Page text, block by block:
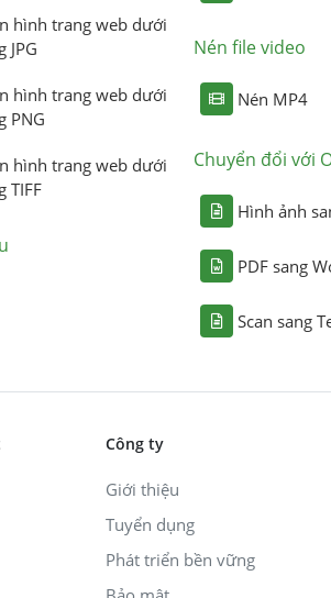
hình trang web dưới
JPG
hình trang web dưới
PNG
hình trang web dưới
TIFF
Nén file video
Nén MP4
Chuyển đổi với
Hình ảnh
PDF sang
Scan sang
Công ty
Giới thiệu
Tuyển dụng
Phát triển bền vững